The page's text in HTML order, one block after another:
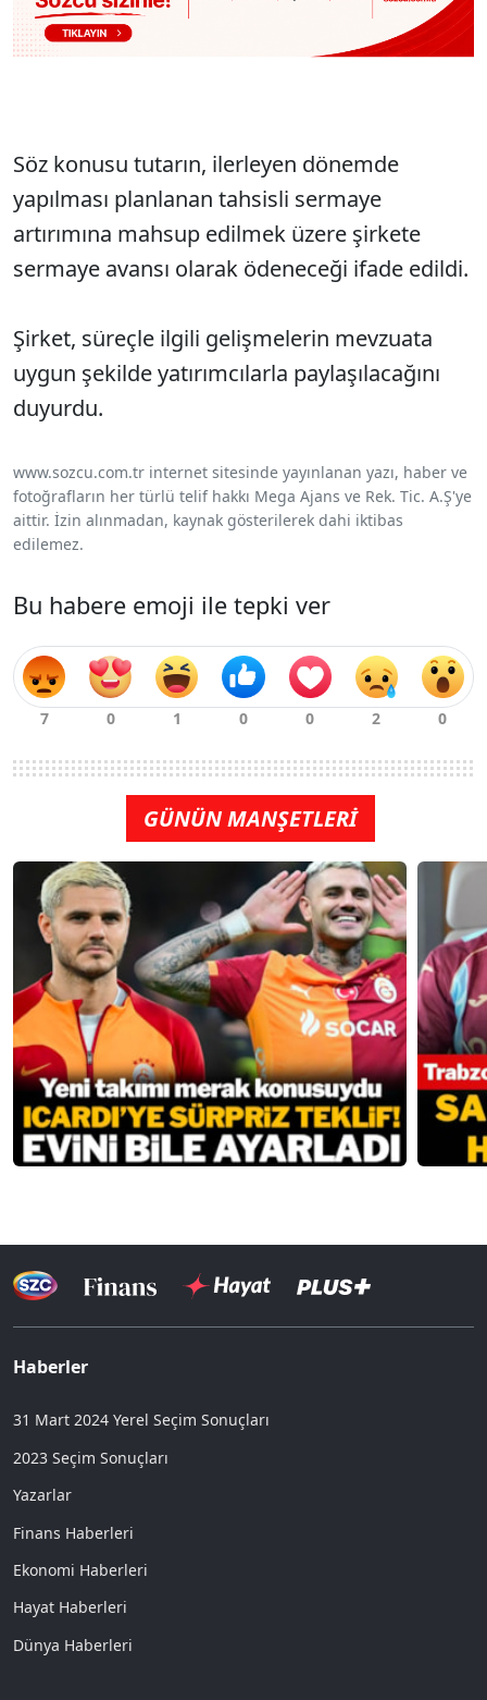
Söz konusu tutarın, ilerleyen dönemde
yapılması planlanan tahsisli sermaye
artırımına mahsup edilmek üzere şirkete
sermaye avansı olarak ödeneceği ifade edildi.
Şirket, süreçle ilgili gelişmelerin mevzuata
uygun şekilde yatırımcılarla paylaşılacağını
duyurdu.
www.sozcu.com.tr internet sitesinde yayınlanan yazı, haber ve
fotoğrafların her türlü telif hakkı Mega Ajans ve Rek. Tic. A.Ş'ye
aittir. İzin alınmadan, kaynak gösterilerek dahi iktibas
edilemez.
Bu habere emoji ile tepki ver
GÜNÜN MANŞETLERİ
Haberler
31 Mart 2024 Yerel Seçim Sonuçları
2023 Seçim Sonuçları
Yazarlar
Finans Haberleri
Ekonomi Haberleri
Hayat Haberleri
Dünya Haberleri